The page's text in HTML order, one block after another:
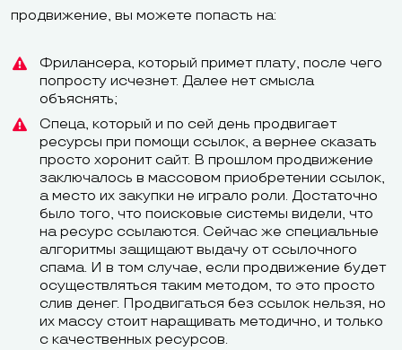
продвижение, вы можете попасть на:
Фрилансера, который примет плату, после чего
попросту исчезнет. Далее нет смысла
объяснять;
Спеца, который и по сей день продвигает
ресурсы при помощи ссылок, а вернее сказать
просто хоронит сайт. В прошлом продвижение
заключалось в массовом приобретении ссылок,
а место их закупки не играло роли. Достаточно
было того, что поисковые системы видели, что
на ресурс ссылаются. Сейчас же специальные
алгоритмы защищают выдачу от ссылочного
спама. И в том случае, если продвижение будет
осуществляться таким методом, то это просто
слив денег. Продвигаться без ссылок нельзя, но
их массу стоит наращивать методично, и только
с качественных ресурсов.